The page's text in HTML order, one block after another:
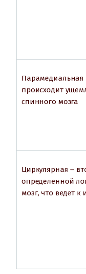
происходит
спинного мозга
Циркулярная –
определенной
мозг, что ведет к